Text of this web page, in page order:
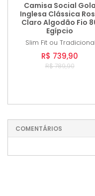
Camisa Social Gola
Inglesa Clássica
Claro Algodão Fio
Egípcio
Slim Fit ou Tradicional
R$ 739,90
R$ 789,90
COMENTÁRIOS